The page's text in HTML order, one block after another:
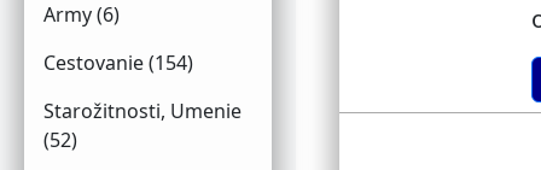
Army (6)
Cestovanie (154)
Starožitnosti, Umenie
(52)